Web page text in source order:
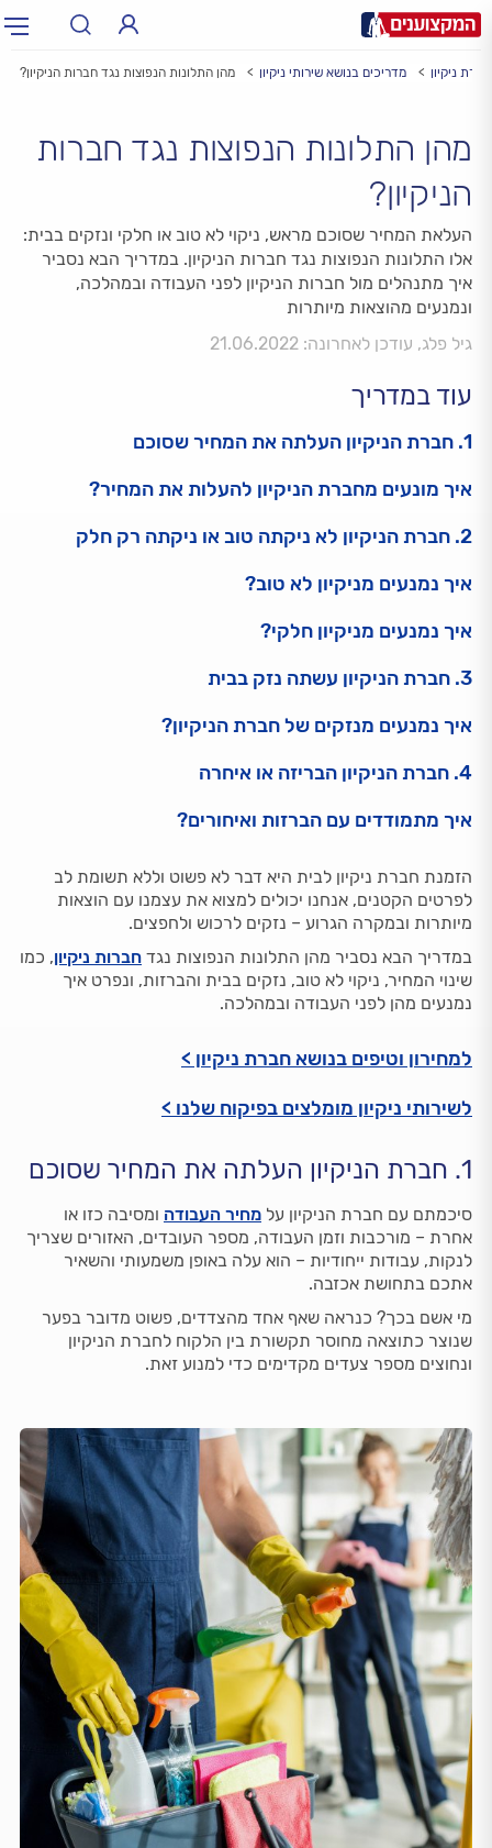
עיר: תל אביב, חיפה…
חברת ניקיון מדריכים בנושא שירותי ניקיון מהן התלונות הנפוצות נגד חברות הניקיון?
מהן התלונות הנפוצות נגד חברות
הניקיון?
העלאת המחיר שסוכם מראש, ניקוי לא טוב או חלקי ונזקים בבית:
אלו התלונות הנפוצות נגד חברות הניקיון. במדריך הבא נסביר
איך מתנהלים מול חברות הניקיון לפני העבודה ובמהלכה,
ונמנעים מהוצאות מיותרות
גיל פלג, עודכן לאחרונה: 21.06.2022
עוד במדריך
1. חברת הניקיון העלתה את המחיר שסוכם
איך מונעים מחברת הניקיון להעלות את המחיר?
2. חברת הניקיון לא ניקתה טוב או ניקתה רק חלק
איך נמנעים מניקיון לא טוב?
איך נמנעים מניקיון חלקי?
3. חברת הניקיון עשתה נזק בבית
איך נמנעים מנזקים של חברת הניקיון?
4. חברת הניקיון הבריזה או איחרה
איך מתמודדים עם הברזות ואיחורים?
הזמנת חברת ניקיון לבית היא דבר לא פשוט וללא תשומת לב
לפרטים הקטנים, אנחנו יכולים למצוא את עצמנו עם הוצאות
מיותרות ובמקרה הגרוע – נזקים לרכוש ולחפצים.
במדריך הבא נסביר מהן התלונות הנפוצות נגד חברות ניקיון, כמו
שינוי המחיר, ניקוי לא טוב, נזקים בבית והברזות, ונפרט איך
נמנעים מהן לפני העבודה ובמהלכה.
למחירון וטיפים בנושא חברת ניקיון >
לשירותי ניקיון מומלצים בפיקוח שלנו >
1. חברת הניקיון העלתה את המחיר שסוכם
סיכמתם עם חברת הניקיון על מחיר העבודה ומסיבה כזו או
אחרת – מורכבות וזמן העבודה, מספר העובדים, האזורים שצריך
לנקות, עבודות ייחודיות – הוא עלה באופן משמעותי והשאיר
אתכם בתחושת אכזבה.
מי אשם בכך? כנראה שאף אחד מהצדדים, פשוט מדובר בפער
שנוצר כתוצאה מחוסר תקשורת בין הלקוח לחברת הניקיון
ונחוצים מספר צעדים מקדימים כדי למנוע זאת.